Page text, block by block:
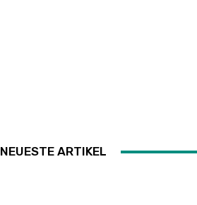
NEUESTE ARTIKEL